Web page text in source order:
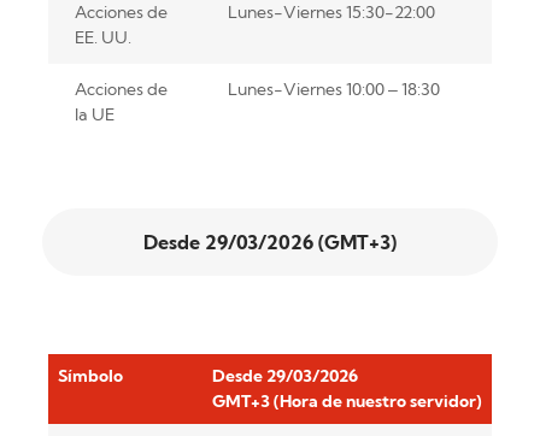
Acciones de
EE. UU.
Lunes-Viernes 15:30-22:00
Acciones de
la UE
Lunes-Viernes 10:00 – 18:30
Desde 29/03/2026 (GMT+3)
Símbolo
Desde 29/03/2026
GMT+3 (Hora de nuestro servidor)